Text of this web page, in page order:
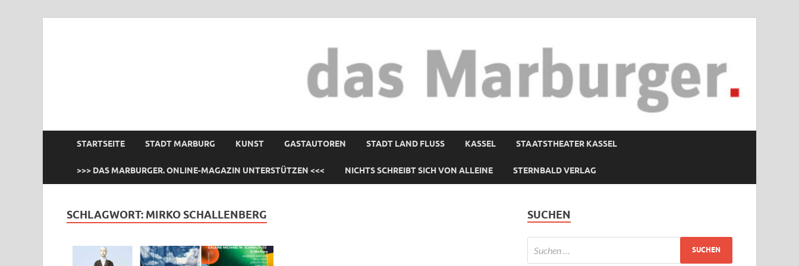
STARTSEITE STADT MARBURG KUNST GASTAUTOREN STADT LAND FLUSS KASSEL STAATSTHEATER KASSEL
>>> DAS MARBURGER. ONLINE-MAGAZIN UNTERSTÜTZEN <<< NICHTS SCHREIBT SICH VON ALLEINE STERNBALD VERLAG
SCHLAGWORT: MIRKO SCHALLENBERG SUCHEN